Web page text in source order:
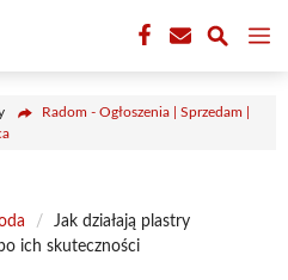
Radom - Ogłoszenia | Sprzedam |
/
Jak działają plastry
ich skuteczności